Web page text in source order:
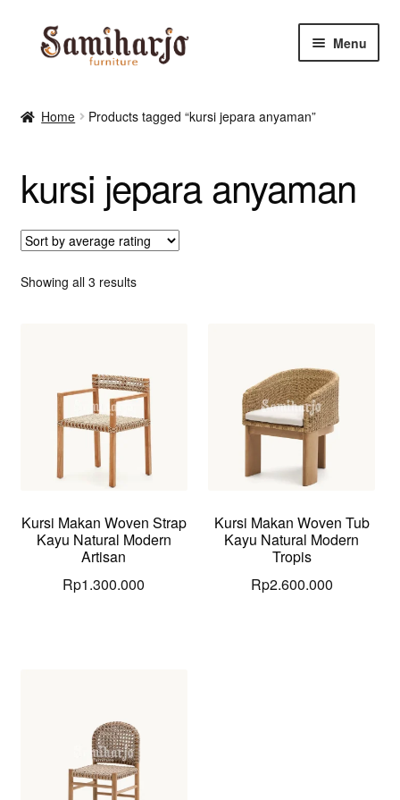
Skip
Skip
Menu
RUANG TIDUR
RUANG TAMU
Shop
Home Products tagged “kursi jepara anyaman”
kursi jepara anyaman
Showing all 3 resultsSorted
Kursi Makan Woven Strap
Kayu Natural Modern
Artisan
Rp1.300.000
Kursi Makan Woven Tub
Kayu Natural Modern
Tropis
Rp2.600.000